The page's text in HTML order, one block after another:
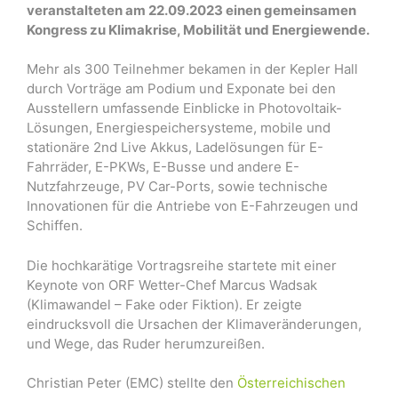
veranstalteten am 22.09.2023 einen gemeinsamen
Kongress zu Klimakrise, Mobilität und Energiewende.
Mehr als 300 Teilnehmer bekamen in der Kepler Hall
durch Vorträge am Podium und Exponate bei den
Ausstellern umfassende Einblicke in Photovoltaik-
Lösungen, Energiespeichersysteme, mobile und
stationäre 2nd Live Akkus, Ladelösungen für E-
Fahrräder, E-PKWs, E-Busse und andere E-
Nutzfahrzeuge, PV Car-Ports, sowie technische
Innovationen für die Antriebe von E-Fahrzeugen und
Schiffen.
Die hochkarätige Vortragsreihe startete mit einer
Keynote von ORF Wetter-Chef Marcus Wadsak
(Klimawandel – Fake oder Fiktion). Er zeigte
eindrucksvoll die Ursachen der Klimaveränderungen,
und Wege, das Ruder herumzureißen.
Christian Peter (EMC) stellte den Österreichischen